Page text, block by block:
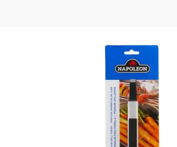
מלקחיים לגריל Premium